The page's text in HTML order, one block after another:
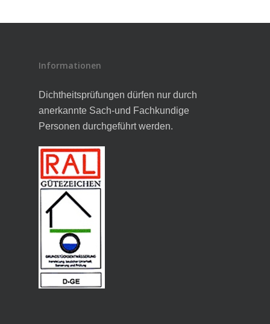
Informationen
Dichtheitsprüfungen dürfen nur durch
anerkannte Sach-und Fachkundige
Personen durchgeführt werden.